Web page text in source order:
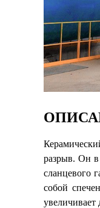
разрыв. Он в
сланцевого
собой
увеличивает